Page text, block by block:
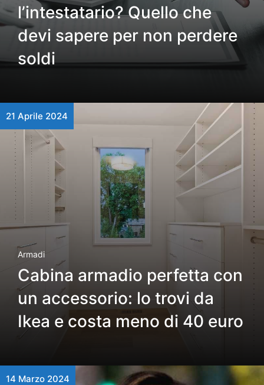
l’intestatario? Quello che
devi sapere per non perdere
soldi
21 Aprile 2024
Armadi
Cabina armadio perfetta con
un accessorio: lo trovi da
Ikea e costa meno di 40 euro
14 Marzo 2024